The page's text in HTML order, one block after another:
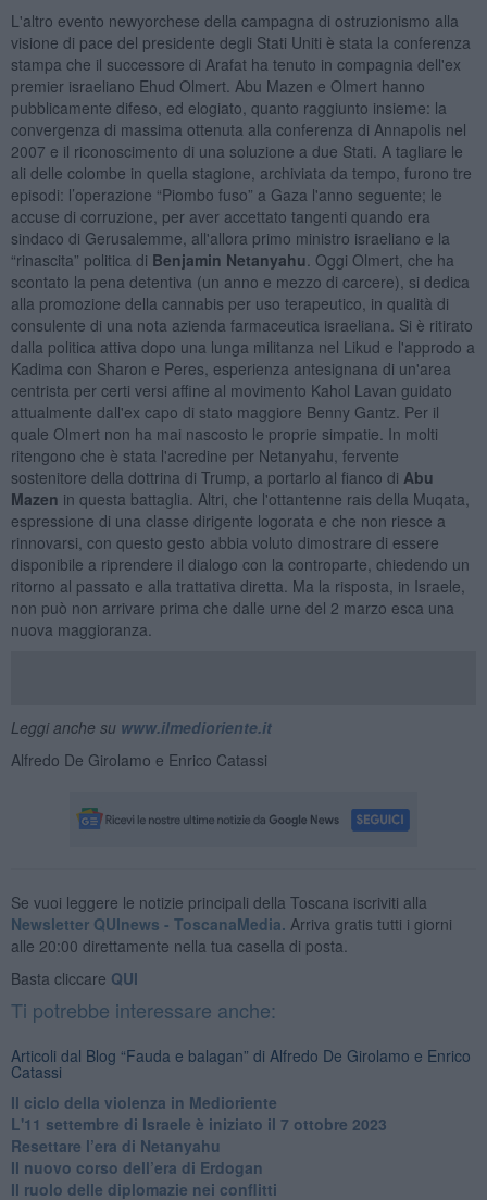
L'altro evento newyorchese della campagna di ostruzionismo alla
visione di pace del presidente degli Stati Uniti è stata la conferenza
stampa che il successore di Arafat ha tenuto in compagnia dell'ex
premier israeliano Ehud Olmert. Abu Mazen e Olmert hanno
pubblicamente difeso, ed elogiato, quanto raggiunto insieme: la
convergenza di massima ottenuta alla conferenza di Annapolis nel
2007 e il riconoscimento di una soluzione a due Stati. A tagliare le
ali delle colombe in quella stagione, archiviata da tempo, furono tre
episodi: l’operazione “Piombo fuso” a Gaza l'anno seguente; le
accuse di corruzione, per aver accettato tangenti quando era
sindaco di Gerusalemme, all'allora primo ministro israeliano e la
“rinascita” politica di Benjamin Netanyahu . Oggi Olmert, che ha
scontato la pena detentiva (un anno e mezzo di carcere), si dedica
alla promozione della cannabis per uso terapeutico, in qualità di
consulente di una nota azienda farmaceutica israeliana. Si è ritirato
dalla politica attiva dopo una lunga militanza nel Likud e l'approdo a
Kadima con Sharon e Peres, esperienza antesignana di un'area
centrista per certi versi affine al movimento Kahol Lavan guidato
attualmente dall'ex capo di stato maggiore Benny Gantz. Per il
quale Olmert non ha mai nascosto le proprie simpatie. In molti
ritengono che è stata l'acredine per Netanyahu, fervente
sostenitore della dottrina di Trump, a portarlo al fianco di Abu
Mazen in questa battaglia. Altri, che l'ottantenne rais della Muqata,
espressione di una classe dirigente logorata e che non riesce a
rinnovarsi, con questo gesto abbia voluto dimostrare di essere
disponibile a riprendere il dialogo con la controparte, chiedendo un
ritorno al passato e alla trattativa diretta. Ma la risposta, in Israele,
non può non arrivare prima che dalle urne del 2 marzo esca una
nuova maggioranza.
Leggi anche su www.ilmedioriente.it
Alfredo De Girolamo e Enrico Catassi
Se vuoi leggere le notizie principali della Toscana iscriviti alla
Newsletter QUInews - ToscanaMedia. Arriva gratis tutti i giorni
alle 20:00 direttamente nella tua casella di posta.
Basta cliccare QUI
Ti potrebbe interessare anche:
Articoli dal Blog “Fauda e balagan” di Alfredo De Girolamo e Enrico
Catassi
Il ciclo della violenza in Medioriente
L'11 settembre di Israele è iniziato il 7 ottobre 2023
Resettare l’era di Netanyahu
​Il nuovo corso dell’era di Erdogan
Il ruolo delle diplomazie nei conflitti